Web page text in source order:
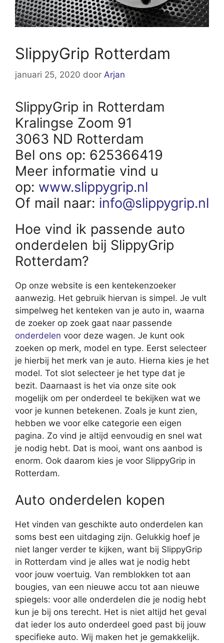
SlippyGrip Rotterdam
januari 25, 2020 door Arjan
SlippyGrip in Rotterdam
Kralingse Zoom 91
3063 ND Rotterdam
Bel ons op: 625366419
Meer informatie vind u
op: www.slippygrip.nl
Of mail naar: info@slippygrip.nl
Hoe vind ik passende auto
onderdelen bij SlippyGrip
Rotterdam?
Op onze website is een kentekenzoeker
aanwezig. Het gebruik hiervan is simpel. Je vult
simpelweg het kenteken van je auto in, waarna
de zoeker op zoek gaat naar passende
onderdelen voor deze wagen. Je kunt ook
zoeken op merk, model en type. Eerst selecteer
je hierbij het merk van je auto. Hierna kies je het
model. Tot slot selecteer je het type dat je
bezit. Daarnaast is het via onze site ook
mogelijk om per onderdeel te bekijken wat we
voor je kunnen betekenen. Zoals je kunt zien,
hebben we voor elke categorie een eigen
pagina. Zo vind je altijd eenvoudig en snel wat
je nodig hebt. Dat is mooi, want ons aanbod is
enorm. Ook daarom kies je voor SlippyGrip in
Rotterdam.
Auto onderdelen kopen
Het vinden van geschikte auto onderdelen kan
soms best een uitdaging zijn. Gelukkig hoef je
niet langer verder te kijken, want bij SlippyGrip
in Rotterdam vind je alles wat je nodig hebt
voor jouw voertuig. Van remblokken tot aan
bougies, van een nieuwe accu tot aan nieuwe
spiegels: voor alle onderdelen die je nodig hebt
kun je bij ons terecht. Het is niet altijd het geval
dat ieder los auto onderdeel goed past bij jouw
specifieke auto. Wij maken het je gemakkelijk.